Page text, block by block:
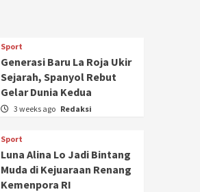
Sport
Generasi Baru La Roja Ukir
Sejarah, Spanyol Rebut
Gelar Dunia Kedua
3 weeks ago Redaksi
Sport
Luna Alina Lo Jadi Bintang
Muda di Kejuaraan Renang
Kemenpora RI